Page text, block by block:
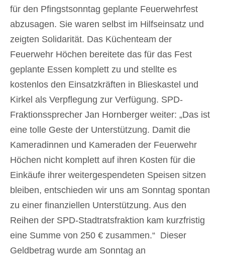
für den Pfingstsonntag geplante Feuerwehrfest
abzusagen. Sie waren selbst im Hilfseinsatz und
zeigten Solidarität. Das Küchenteam der
Feuerwehr Höchen bereitete das für das Fest
geplante Essen komplett zu und stellte es
kostenlos den Einsatzkräften in Blieskastel und
Kirkel als Verpflegung zur Verfügung. SPD-
Fraktionssprecher Jan Hornberger weiter: „Das ist
eine tolle Geste der Unterstützung. Damit die
Kameradinnen und Kameraden der Feuerwehr
Höchen nicht komplett auf ihren Kosten für die
Einkäufe ihrer weitergespendeten Speisen sitzen
bleiben, entschieden wir uns am Sonntag spontan
zu einer finanziellen Unterstützung. Aus den
Reihen der SPD-Stadtratsfraktion kam kurzfristig
eine Summe von 250 € zusammen.“ Dieser
Geldbetrag wurde am Sonntag an